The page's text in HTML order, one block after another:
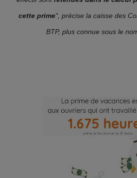
cette prime", précise la caisse des
BTP, plus connue sous le